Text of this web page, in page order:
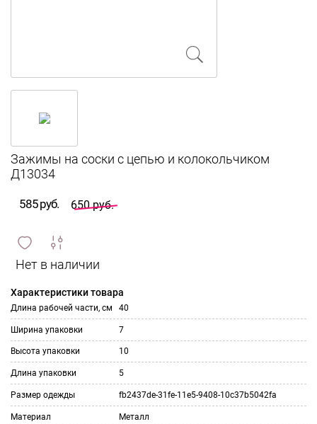
585 руб. 650 руб.
и
сравнить
ИЗБРАННОЕ
Характеристики товара
Длина рабочей части, см 40
Ширина упаковки 7
Высота упаковки 10
Длина упаковки 5
Размер одежды fb2437de-31fe-11e5-9408-10c37b5042fa
Материал Металл